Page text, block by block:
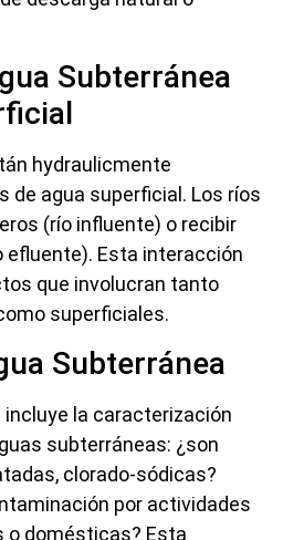
Subterránea
hydraulicmente
de agua superficial. Los ríos
(río influente) o recibir
efluente). Esta interacción
que involucran tanto
superficiales.
Subterránea
la caracterización
subterráneas: ¿son
clorado-sódicas?
por actividades
o domésticas? Esta